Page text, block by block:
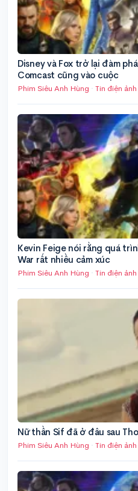
Disney và Fox trở lại đàm
Comcast cũng vào cuộc
Phim Siêu Anh Hùng · Tin điện ảnh
Kevin Feige nói rằng quá
War rất nhiều cảm xúc
Phim Siêu Anh Hùng · Tin điện ảnh
Nữ thần Sif đã ở đâu sau
Phim Siêu Anh Hùng · Tin điện ảnh